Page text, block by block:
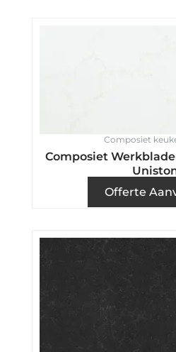
Composiet
Composiet
Offerte